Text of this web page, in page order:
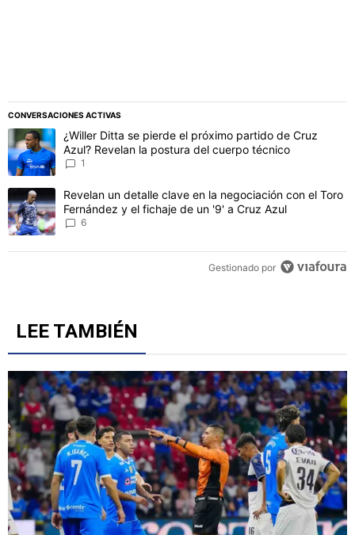
CONVERSACIONES ACTIVAS
Este listado muestra los artículos con más comentarios en los
Un artículo de tendencia con el título "¿Willer Ditta se pierde el
¿Willer Ditta se pierde el próximo partido de Cruz
Azul? Revelan la postura del cuerpo técnico
1
Un artículo de tendencia con el título "Revelan un detalle clave
Revelan un detalle clave en la negociación con el Toro
Fernández y el fichaje de un '9' a Cruz Azul
6
Gestionado por
LEE TAMBIÉN